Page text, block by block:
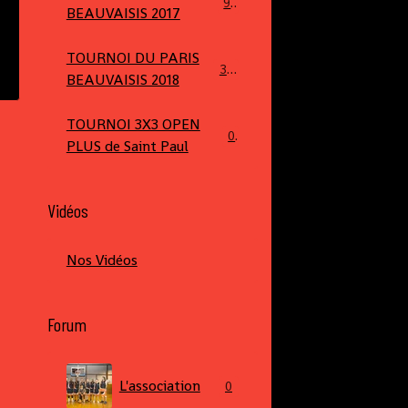
BEAUVAISIS 2017
TOURNOI DU PARIS
BEAUVAISIS 2018
379
TOURNOI 3X3 OPEN
PLUS de Saint Paul
0
Vidéos
Nos Vidéos
Forum
L'association 0